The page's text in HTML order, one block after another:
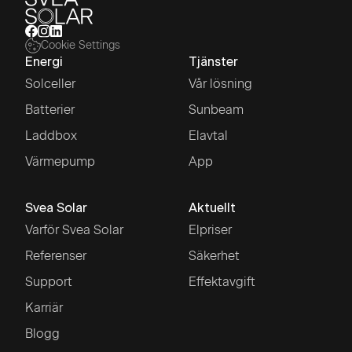
Cookie Settings
Energi
Solceller
Batterier
Laddbox
Värmepump
Tjänster
Vår lösning
Sunbeam
Elavtal
App
Svea Solar
Varför Svea Solar
Referenser
Support
Karriär
Blogg
Aktuellt
Elpriser
Säkerhet
Effektavgift